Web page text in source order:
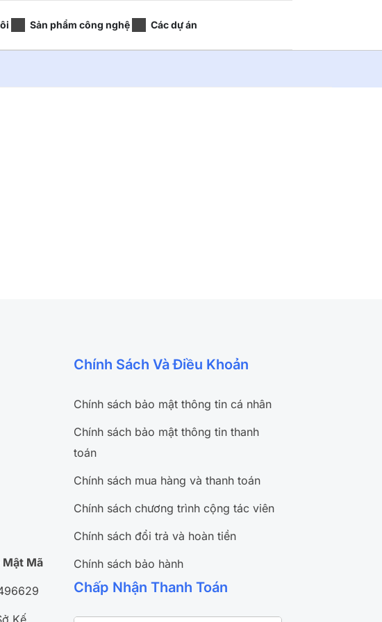
Sản phẩm công nghệ Các dự án
Mã
Kế
Chính Sách Và Điều Khoản
Chính sách bảo mật thông tin cá nhân
Chính sách bảo mật thông tin thanh
toán
Chính sách mua hàng và thanh toán
Chính sách chương trình cộng tác viên
Chính sách đổi trả và hoàn tiền
Chính sách bảo hành
Chấp Nhận Thanh Toán